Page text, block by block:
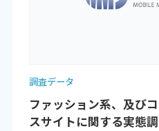
調査データ
ファッション系、及び
スサイトに関する実態